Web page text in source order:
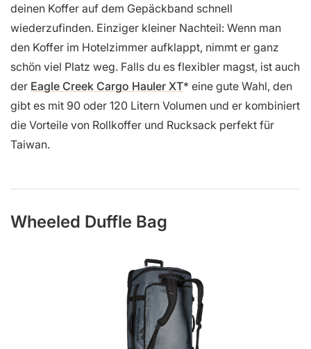
deinen Koffer auf dem Gepäckband schnell
wiederzufinden. Einziger kleiner Nachteil: Wenn man
den Koffer im Hotelzimmer aufklappt, nimmt er ganz
schön viel Platz weg. Falls du es flexibler magst, ist auch
der Eagle Creek Cargo Hauler XT eine gute Wahl, den
gibt es mit 90 oder 120 Litern Volumen und er kombiniert
die Vorteile von Rollkoffer und Rucksack perfekt für
Taiwan.
Wheeled Duffle Bag